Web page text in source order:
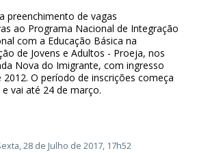
preenchimento de vagas
ao Programa Nacional de Integração
com a Educação Básica na
de Jovens e Adultos - Proeja, nos
Nova do Imigrante, com ingresso
2012. O período de inscrições começa
vai até 24 de março.
28 de Julho de 2017, 17h52